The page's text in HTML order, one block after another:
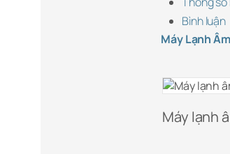
Bình luận
Máy Lạnh
Máy lạnh